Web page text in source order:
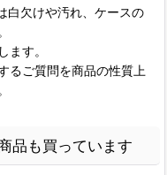
白欠けや汚れ、ケースの
ます。
るご質問を商品の性質上
品も買っています